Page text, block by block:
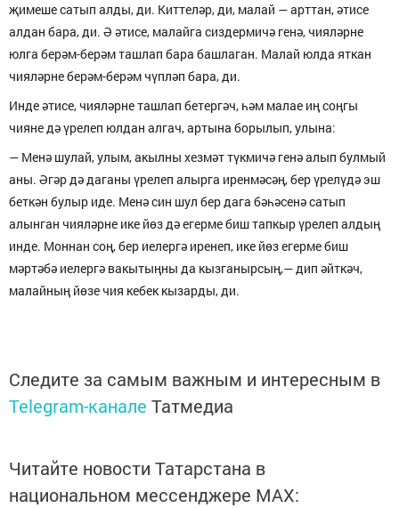
җимеше сатып алды, ди. Киттеләр, ди, малай — арттан, әтисе
алдан бара, ди. Ә әтисе, малайга сиздермичә генә, чияләрне
юлга берәм-берәм ташлап бара башлаган. Малай юлда яткан
чияләрне берәм-берәм чүпләп бара, ди.
Инде әтисе, чияләрне ташлап бетергәч, һәм малае иң соңгы
чияне дә үрелеп юлдан алгач, артына борылып, улына:
— Менә шулай, улым, акылны хезмәт түкмичә генә алып булмый
аны. Әгәр дә даганы үрелеп алырга иренмәсәң, бер үрелүдә эш
беткән булыр иде. Менә син шул бер дага бәһәсенә сатып
алынган чияләрне ике йөз дә егерме биш тапкыр үрелеп алдың
инде. Моннан соң, бер иелергә иренеп, ике йөз егерме биш
мәртәбә иелергә вакытыңны да кызганырсың,— дип әйткәч,
малайның йөзе чия кебек кызарды, ди.
Следите за самым важным и интересным в
Telegram-канале Татмедиа
Читайте новости Татарстана в
национальном мессенджере MАХ: